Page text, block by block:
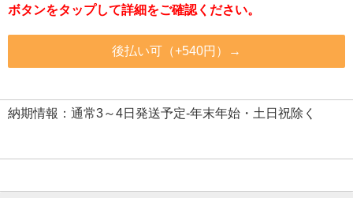
ボタンをタップして詳細をご確認ください。
後払い可（+540円）→
納期情報：通常3～4日発送予定-年末年始・土日祝除く